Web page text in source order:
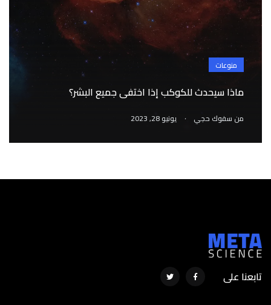
منوعات
ماذا سيحدث للكوكب إذا اختفى جميع البشر؟
من سفوك حجي . يونيو 28, 2023
تابعنا على